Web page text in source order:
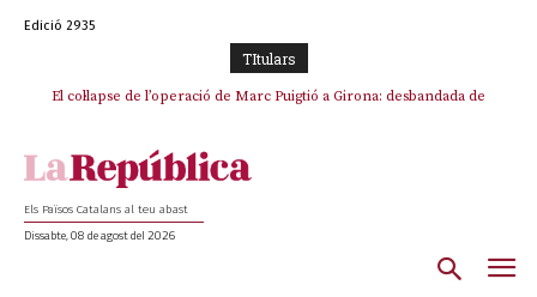
Edició 2935
TItulars
El col·lapse de l’operació de Marc Puigtió a Girona: desbandada de
Els Països Catalans al teu abast
Dissabte, 08 de agost del 2026